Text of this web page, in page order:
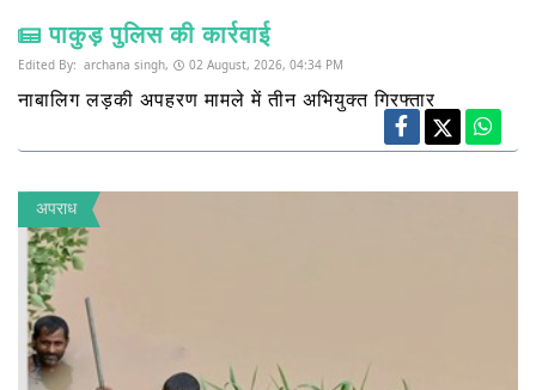
पाकुड़ पुलिस की कार्रवाई
Edited By: archana singh, 02 August, 2026, 04:34 PM
नाबालिग लड़की अपहरण मामले में तीन अभियुक्त गिरफ्तार
अपराध